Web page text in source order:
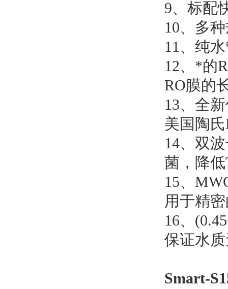
9、标配
10、多
11 、纯
12、*的
RO膜的
13、全
美国陶氏
14、双
菌，降低
15、
用于精
16、
保证水
Smart-